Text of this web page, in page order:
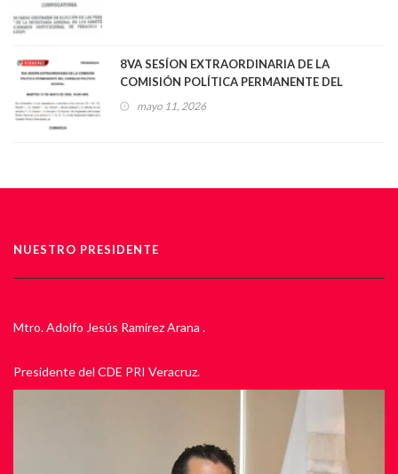
8VA SESÍON EXTRAORDINARIA DE LA
COMISIÓN POLÍTICA PERMANENTE DEL
CONSEJO POLÍTICO ESTATAL
mayo 11, 2026
NUESTRO PRESIDENTE
Mtro. Adolfo Jesús Ramírez Arana .
Presidente del CDE PRI Veracruz.